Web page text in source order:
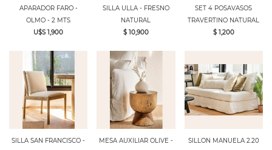
APARADOR FARO -
OLMO - 2 MTS
U$S 1,900
SILLA ULLA - FRESNO
NATURAL
$ 10,900
SET 4 POSAVASOS
TRAVERTINO NATURAL
$ 1,200
SILLA SAN FRANCISCO -
MESA AUXILIAR OLIVE -
SILLON MANUELA 2.20